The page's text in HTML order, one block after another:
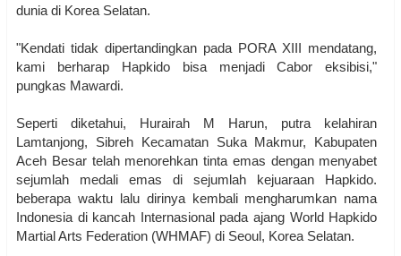
dunia di Korea Selatan.
"Kendati tidak dipertandingkan pada PORA XIII mendatang,
kami berharap Hapkido bisa menjadi Cabor eksibisi,"
pungkas Mawardi.
Seperti diketahui, Hurairah M Harun, putra kelahiran
Lamtanjong, Sibreh Kecamatan Suka Makmur, Kabupaten
Aceh Besar telah menorehkan tinta emas dengan menyabet
sejumlah medali emas di sejumlah kejuaraan Hapkido.
beberapa waktu lalu dirinya kembali mengharumkan nama
Indonesia di kancah Internasional pada ajang World Hapkido
Martial Arts Federation (WHMAF) di Seoul, Korea Selatan.